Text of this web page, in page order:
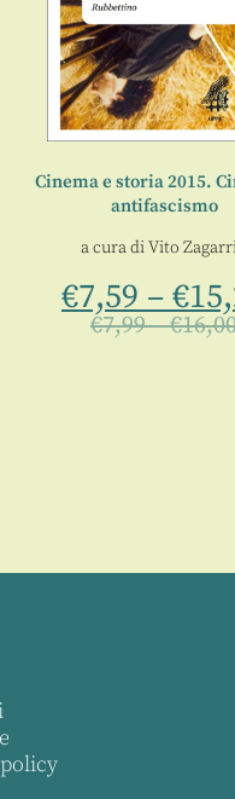
Cinema e storia 2015.
antifascismo
a cura diVito
€7,59 – €
€7,99–€